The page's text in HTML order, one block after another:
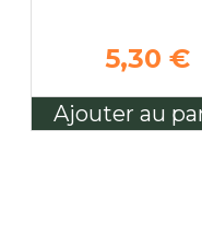
5,30 €
Ajouter au